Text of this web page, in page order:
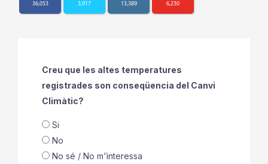
36,053 3,917 13,389 6,230
Creu que les altes temperatures
registrades son conseqüencia del Canvi
Climàtic?
Si
No
No sé / No m'ìnteressa